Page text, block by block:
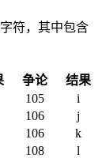
符，其中包含
争论
结果
105
i
106
j
106
k
108
l